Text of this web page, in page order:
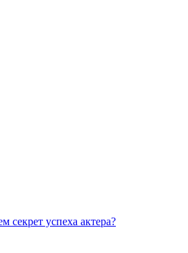
секрет успеха актера?